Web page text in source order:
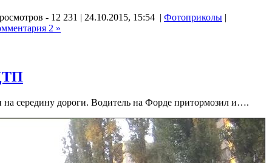
- 12 231 | 24.10.2015, 15:54 | Фотоприколы |
2 »
на середину дороги. Водитель на Форде притормозил и….